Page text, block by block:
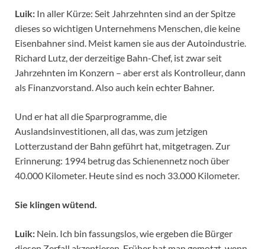
Luik: In aller Kürze: Seit Jahrzehnten sind an der Spitze
dieses so wichtigen Unternehmens Menschen, die keine
Eisenbahner sind. Meist kamen sie aus der Autoindustrie.
Richard Lutz, der derzeitige Bahn-Chef, ist zwar seit
Jahrzehnten im Konzern – aber erst als Kontrolleur, dann
als Finanzvorstand. Also auch kein echter Bahner.
Und er hat all die Sparprogramme, die
Auslandsinvestitionen, all das, was zum jetzigen
Lotterzustand der Bahn geführt hat, mitgetragen. Zur
Erinnerung: 1994 betrug das Schienennetz noch über
40.000 Kilometer. Heute sind es noch 33.000 Kilometer.
Sie klingen wütend.
Luik: Nein. Ich bin fassungslos, wie ergeben die Bürger